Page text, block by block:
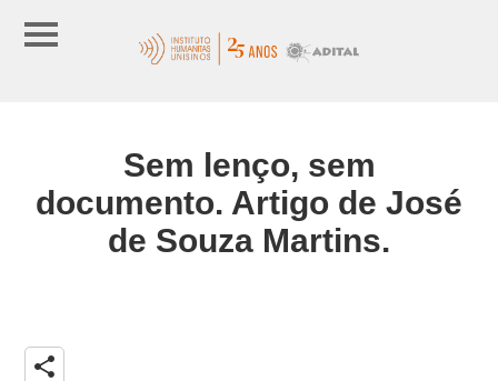
Sem lenço, sem
documento. Artigo de José
de Souza Martins.
share